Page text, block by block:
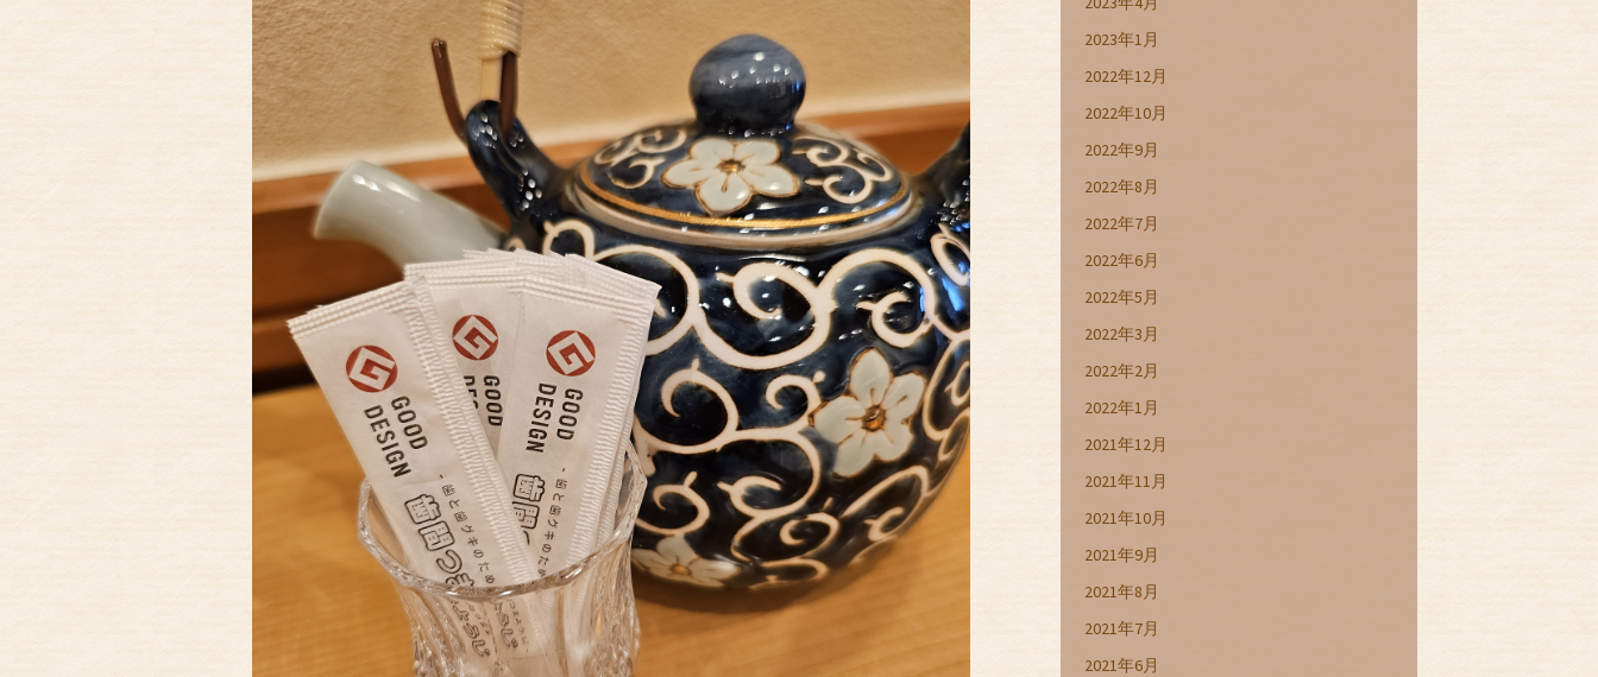
2023年1月
2022年12月
2022年10月
2022年9月
2022年8月
2022年7月
2022年6月
2022年5月
2022年3月
2022年2月
2022年1月
2021年12月
2021年11月
2021年10月
2021年9月
2021年8月
2021年7月
2021年6月